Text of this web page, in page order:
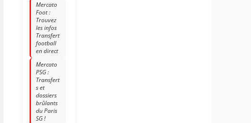
Mercato
Foot :
Trouvez
les infos
Transfert
football
en direct
Mercato
PSG :
Transfert
s et
dossiers
brûlants
du Paris
SG !